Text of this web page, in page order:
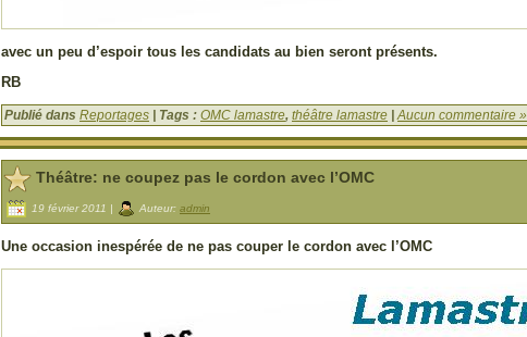
avec un peu d’espoir tous les candidats au bien seront présents.
RB
Publié dans Reportages | Tags : OMC lamastre, théâtre lamastre |Aucun commentaire »
Théâtre: ne coupez pas le cordon avec l’OMC
19 février 2011 | Auteur: admin
Une occasion inespérée de ne pas couper le cordon avec l’OMC